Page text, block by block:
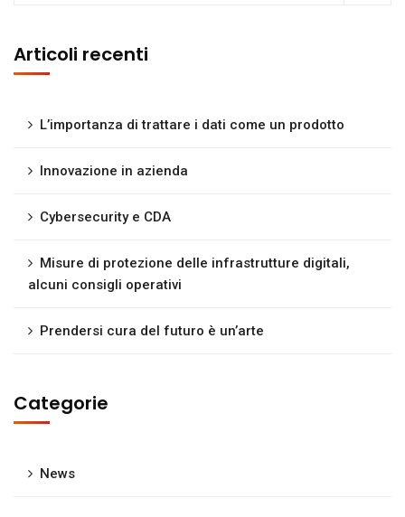
Articoli recenti
L’importanza di trattare i dati come un prodotto
Innovazione in azienda
Cybersecurity e CDA
Misure di protezione delle infrastrutture digitali,
alcuni consigli operativi
Prendersi cura del futuro è un’arte
Categorie
News